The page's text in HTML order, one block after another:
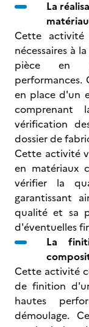
La
Cette activité
nécessaires à
pièce en
en place d'un
vérification
dossier de
Cette activité
en matériaux
vérifier la
garantissant
qualité et sa
d'éventuelles
La
Cette activité
de finition
hautes
démoulage.